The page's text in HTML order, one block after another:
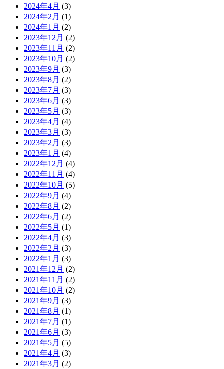
2024年4月 (3)
2024年2月 (1)
2024年1月 (2)
2023年12月 (2)
2023年11月 (2)
2023年10月 (2)
2023年9月 (3)
2023年8月 (2)
2023年7月 (3)
2023年6月 (3)
2023年5月 (3)
2023年4月 (4)
2023年3月 (3)
2023年2月 (3)
2023年1月 (4)
2022年12月 (4)
2022年11月 (4)
2022年10月 (5)
2022年9月 (4)
2022年8月 (2)
2022年6月 (2)
2022年5月 (1)
2022年4月 (3)
2022年2月 (3)
2022年1月 (3)
2021年12月 (2)
2021年11月 (2)
2021年10月 (2)
2021年9月 (3)
2021年8月 (1)
2021年7月 (1)
2021年6月 (3)
2021年5月 (5)
2021年4月 (3)
2021年3月 (2)